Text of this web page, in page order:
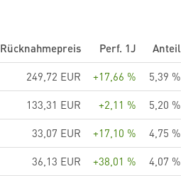
Rücknahmepreis Perf. 1J
Anteil
249,72 EUR +17,66 %
5,39 %
133,31 EUR +2,11 %
5,20 %
33,07 EUR +17,10 %
4,75 %
36,13 EUR +38,01 %
4,07 %